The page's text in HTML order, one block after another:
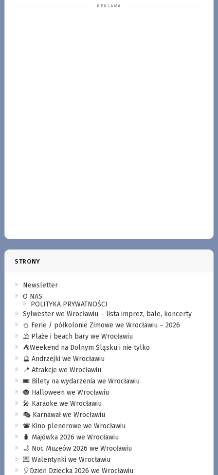
STRONY
Newsletter
O NAS
POLITYKA PRYWATNOŚCI
Sylwester we Wrocławiu – lista imprez, bale, koncerty
⛄️ Ferie / półkolonie Zimowe we Wrocławiu – 2026
⛱️ Plaże i beach bary we Wrocławiu
⛺️Weekend na Dolnym Śląsku i nie tylko
🔮 Andrzejki we Wrocławiu
📍 Atrakcje we Wrocławiu
🎟️ Bilety na wydarzenia we Wrocławiu
🎃 Halloween we Wrocławiu
🎤 Karaoke we Wrocławiu
🎭 Karnawał we Wrocławiu
📽️ Kino plenerowe we Wrocławiu
🧳 Majówka 2026 we Wrocławiu
🌙 Noc Muzeów 2026 we Wrocławiu
💌 Walentynki we Wrocławiu
🎈Dzień Dziecka 2026 we Wrocławiu